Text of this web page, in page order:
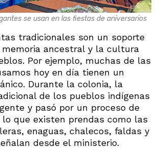
se usan en las fiestas de aniversarios
tradicionales son un soporte
ancestral y la cultura
Por ejemplo, muchas de las
hoy en día tienen un
Durante la colonia, la
de los pueblos indígenas
y pasó por un proceso de
lo que existen prendas como las
enaguas, chalecos, faldas y
desde el ministerio.